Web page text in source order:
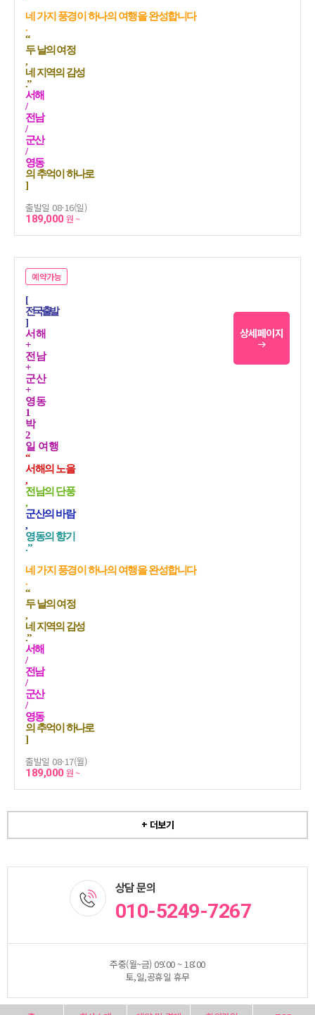
네 가지 풍경이 하나의 여행을 완성합니다
.
“
두 날의 여정
,
네 지역의 감성
.”
서해
/
전남
/
군산
/
영동
의 추억이 하나로
]
출발일 08-16(일)
189,000원 ~
예약가능
[
전국출발
]
서해
+
전남
+
군산
+
영동
1
박
2
일 여행
“
서해의 노을
,
전남의 단풍
,
군산의 바람
,
영동의 향기
.”
네 가지 풍경이 하나의 여행을 완성합니다
.
“
두 날의 여정
,
네 지역의 감성
.”
서해
/
전남
/
군산
/
영동
의 추억이 하나로
]
출발일 08-17(월)
189,000원 ~
상세페이지
+ 더보기
상담 문의
010-5249-7267
주중(월~금) 09:00 ~ 18:00
토,일,공휴일 휴무